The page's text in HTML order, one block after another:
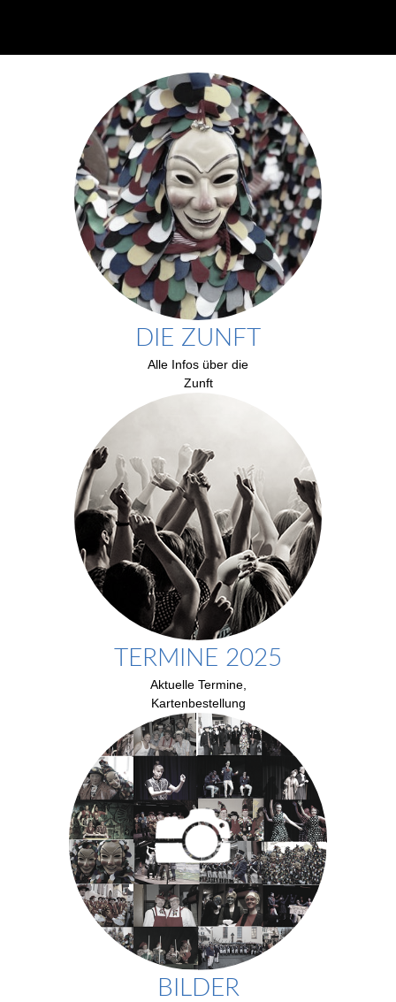
DIE ZUNFT
Alle Infos über die
Zunft
TERMINE 2025
Aktuelle Termine,
Kartenbestellung
BILDER